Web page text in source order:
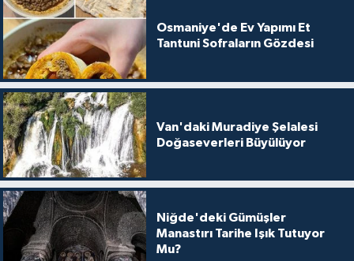
Osmaniye'de Ev Yapımı Et
Tantuni Sofraların Gözdesi
Van'daki Muradiye Şelalesi
Doğaseverleri Büyülüyor
Niğde'deki Gümüşler
Manastırı Tarihe Işık Tutuyor
Mu?